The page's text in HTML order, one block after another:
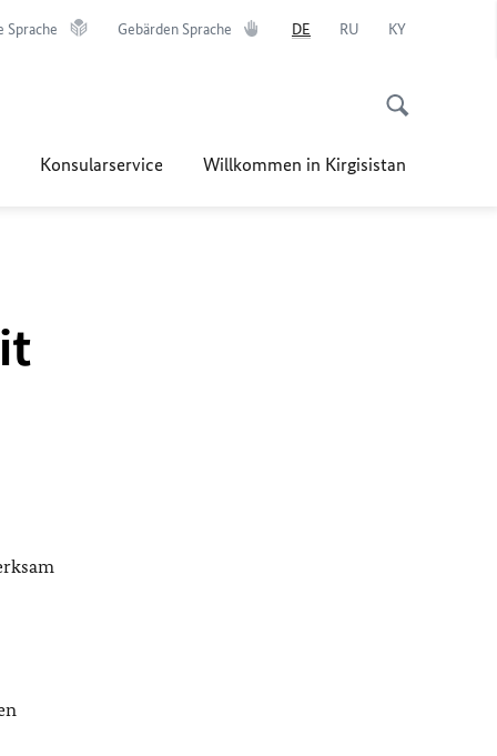
Sprache Gebärden Sprache DE RU KY
Konsularservice Willkommen in Kirgisistan